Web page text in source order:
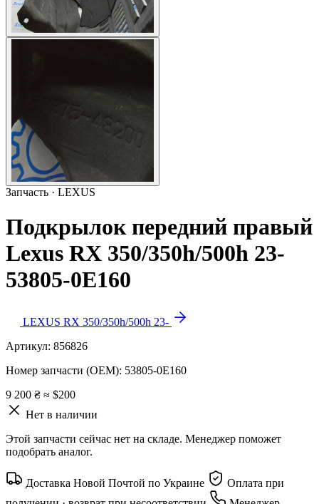
Запчасть · LEXUS
Подкрылок передний правый
Lexus RX 350/350h/500h 23-
53805-0E160
LEXUS RX 350/350h/500h 23-
Артикул: 856826
Номер запчасти (OEM): 53805-0E160
9 200 ₴ ≈ $200
Нет в наличии
Этой запчасти сейчас нет на складе. Менеджер поможет
подобрать аналог.
Доставка Новой Почтой по Украине
Оплата при